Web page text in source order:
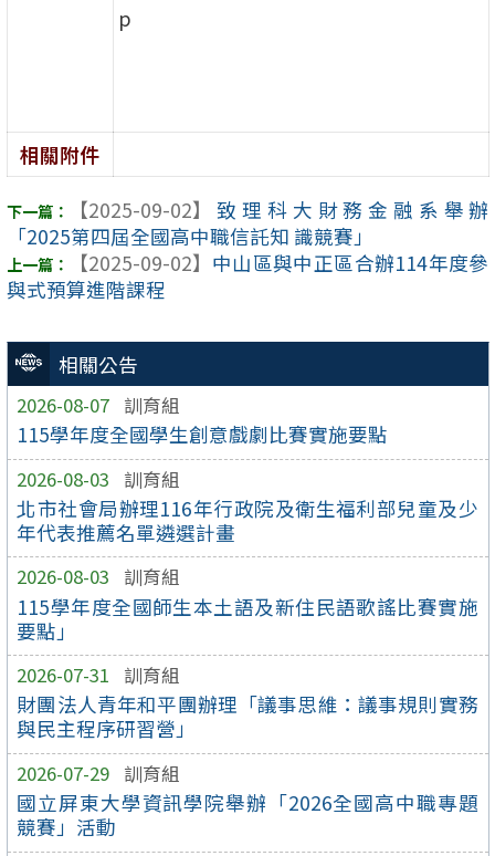
相關公告
2026-08-07 訓育組
115學年度全國學生創意戲劇比賽實施要點
2026-08-03 訓育組
北市社會局辦理116年行政院及衛生福利部兒童及少
年代表推薦名單遴選計畫
2026-08-03 訓育組
115學年度全國師生本土語及新住民語歌謠比賽實施
要點」
2026-07-31 訓育組
財團法人青年和平團辦理「議事思維：議事規則實務
與民主程序研習營」
2026-07-29 訓育組
國立屏東大學資訊學院舉辦「2026全國高中職專題
競賽」活動
p
相關附件
【2025-09-02】
致理科大財務金融系舉辦
「2025第四屆全國高中職信託知 識競賽」
【2025-09-02】 中山區與中正區合辦114年度參
與式預算進階課程